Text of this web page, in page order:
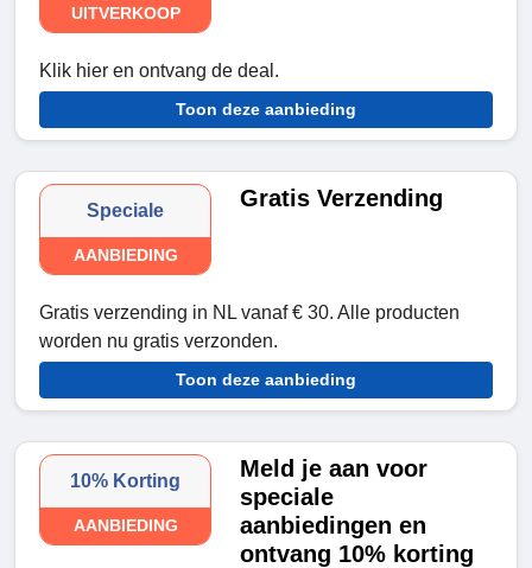
UITVERKOOP
Klik hier en ontvang de deal.
Toon deze aanbieding
Speciale
AANBIEDING
Gratis Verzending
Gratis verzending in NL vanaf € 30. Alle producten
worden nu gratis verzonden.
Toon deze aanbieding
10% Korting
AANBIEDING
Meld je aan voor
speciale
aanbiedingen en
ontvang 10% korting